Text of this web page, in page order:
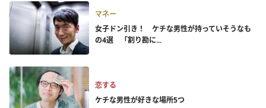
マネー
女子ドン引き！ ケチな男性が持っていそうなも
の4選 「割り勘に...
恋する
ケチな男性が好きな場所5つ